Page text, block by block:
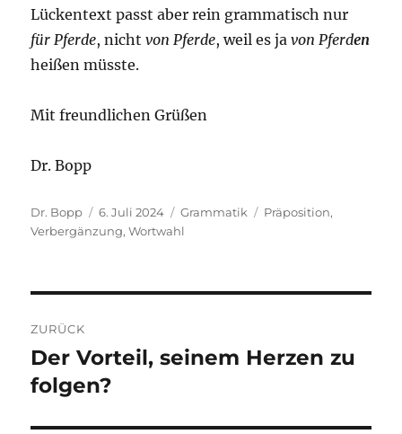
Lückentext passt aber rein grammatisch nur
für Pferde, nichtvon Pferde, weil es ja von Pferden
heißen müsste.
Mit freundlichen Grüßen
Dr. Bopp
Autor
Dr. Bopp
Veröffentlicht
am
6. Juli 2024 Kategorien
Grammatik Schlagwörter
Präposition,
Verbergänzung,Wortwahl
ZURÜCK
Vorheriger
Beitrag:
Der Vorteil, seinem Herzen zu
folgen?